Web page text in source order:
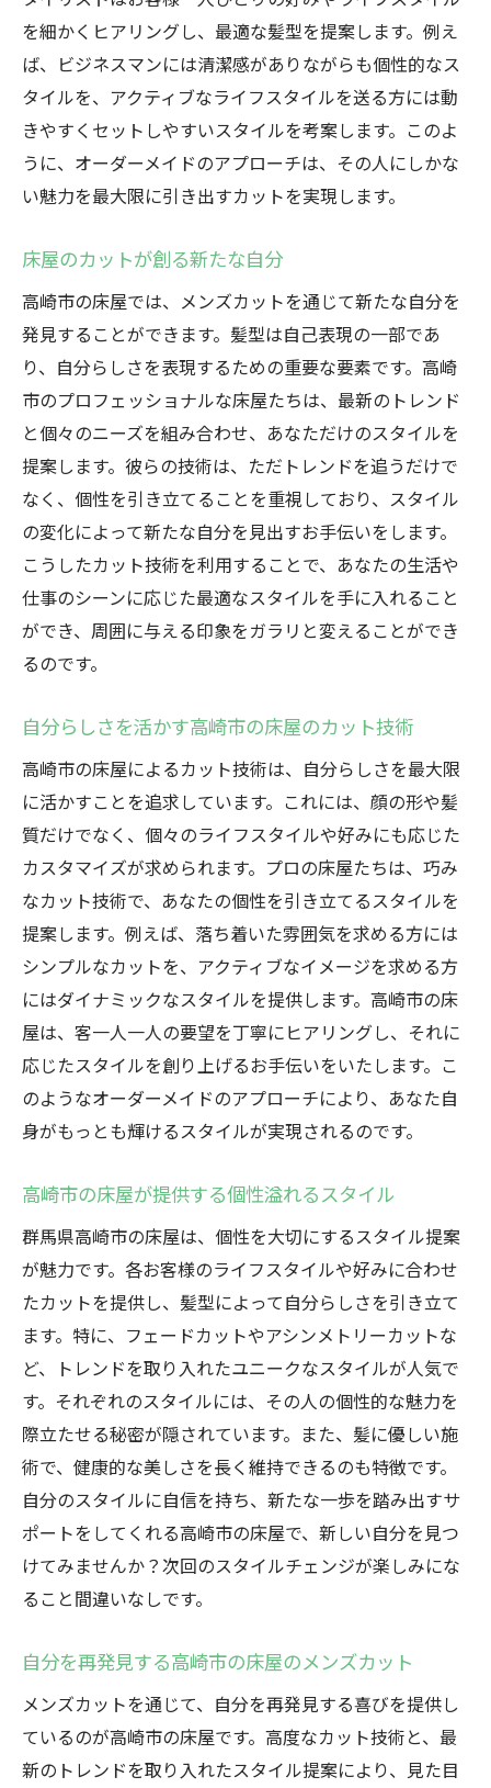
を細かくヒアリングし、最適な髪型を提案します。例え
ば、ビジネスマンには清潔感がありながらも個性的なス
タイルを、アクティブなライフスタイルを送る方には動
きやすくセットしやすいスタイルを考案します。このよ
うに、オーダーメイドのアプローチは、その人にしかな
い魅力を最大限に引き出すカットを実現します。
床屋のカットが創る新たな自分
高崎市の床屋では、メンズカットを通じて新たな自分を
発見することができます。髪型は自己表現の一部であ
り、自分らしさを表現するための重要な要素です。高崎
市のプロフェッショナルな床屋たちは、最新のトレンド
と個々のニーズを組み合わせ、あなただけのスタイルを
提案します。彼らの技術は、ただトレンドを追うだけで
なく、個性を引き立てることを重視しており、スタイル
の変化によって新たな自分を見出すお手伝いをします。
こうしたカット技術を利用することで、あなたの生活や
仕事のシーンに応じた最適なスタイルを手に入れること
ができ、周囲に与える印象をガラリと変えることができ
るのです。
自分らしさを活かす高崎市の床屋のカット技術
高崎市の床屋によるカット技術は、自分らしさを最大限
に活かすことを追求しています。これには、顔の形や髪
質だけでなく、個々のライフスタイルや好みにも応じた
カスタマイズが求められます。プロの床屋たちは、巧み
なカット技術で、あなたの個性を引き立てるスタイルを
提案します。例えば、落ち着いた雰囲気を求める方には
シンプルなカットを、アクティブなイメージを求める方
にはダイナミックなスタイルを提供します。高崎市の床
屋は、客一人一人の要望を丁寧にヒアリングし、それに
応じたスタイルを創り上げるお手伝いをいたします。こ
のようなオーダーメイドのアプローチにより、あなた自
身がもっとも輝けるスタイルが実現されるのです。
高崎市の床屋が提供する個性溢れるスタイル
群馬県高崎市の床屋は、個性を大切にするスタイル提案
が魅力です。各お客様のライフスタイルや好みに合わせ
たカットを提供し、髪型によって自分らしさを引き立て
ます。特に、フェードカットやアシンメトリーカットな
ど、トレンドを取り入れたユニークなスタイルが人気で
す。それぞれのスタイルには、その人の個性的な魅力を
際立たせる秘密が隠されています。また、髪に優しい施
術で、健康的な美しさを長く維持できるのも特徴です。
自分のスタイルに自信を持ち、新たな一歩を踏み出すサ
ポートをしてくれる高崎市の床屋で、新しい自分を見つ
けてみませんか？次回のスタイルチェンジが楽しみにな
ること間違いなしです。
自分を再発見する高崎市の床屋のメンズカット
メンズカットを通じて、自分を再発見する喜びを提供し
ているのが高崎市の床屋です。高度なカット技術と、最
新のトレンドを取り入れたスタイル提案により、見た目